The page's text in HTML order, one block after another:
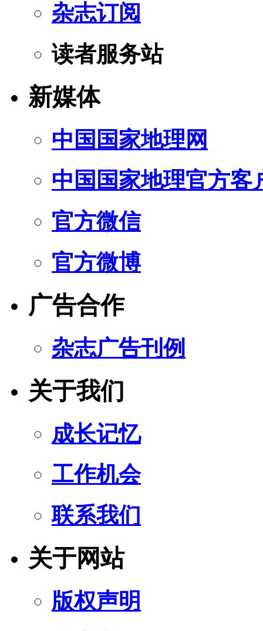
杂志订阅
读者服务站
新媒体
中国国家地理网
中国国家地理官方客
官方微信
官方微博
广告合作
杂志广告刊例
关于我们
成长记忆
工作机会
联系我们
关于网站
版权声明